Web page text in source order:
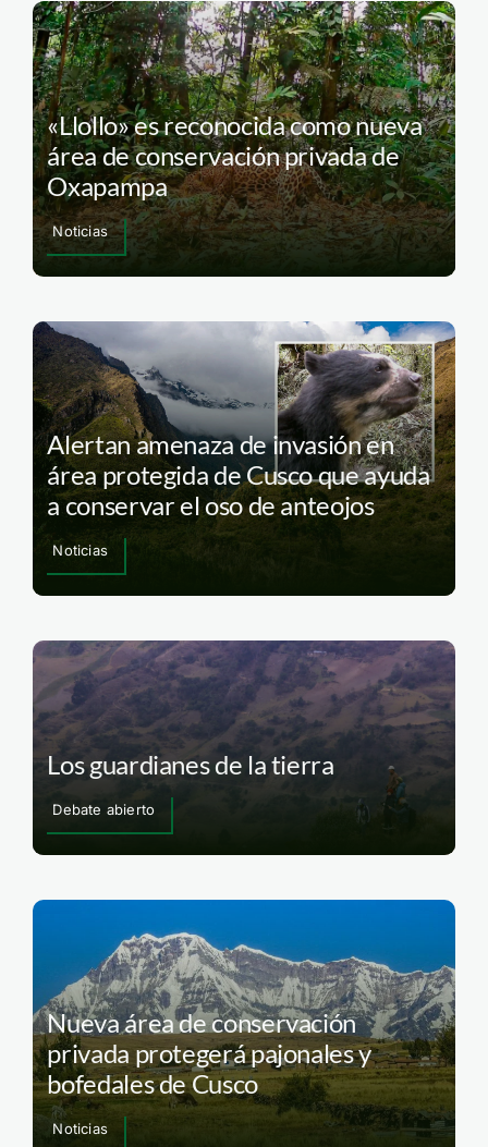
«Llollo» es reconocida como nueva
área de conservación privada de
Oxapampa
Noticias
Alertan amenaza de invasión en
área protegida de Cusco que ayuda
a conservar el oso de anteojos
Noticias
Los guardianes de la tierra
Debate abierto
Nueva área de conservación
privada protegerá pajonales y
bofedales de Cusco
Noticias